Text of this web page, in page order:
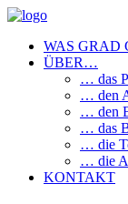
WAS GRAD
ÜBER…
… das
… den
… den
… das
… die
… die
KONTAKT